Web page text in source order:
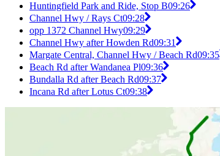
Huntingfield Park and Ride, Stop B09:26
Channel Hwy / Rays Ct09:28
opp 1372 Channel Hwy09:29
Channel Hwy after Howden Rd09:31
Margate Central, Channel Hwy / Beach Rd09:35
Beach Rd after Wandanea Pl09:36
Bundalla Rd after Beach Rd09:37
Incana Rd after Lotus Ct09:38